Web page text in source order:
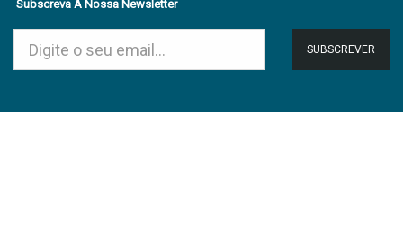
Subscreva A Nossa Newsletter
SUBSCREVER